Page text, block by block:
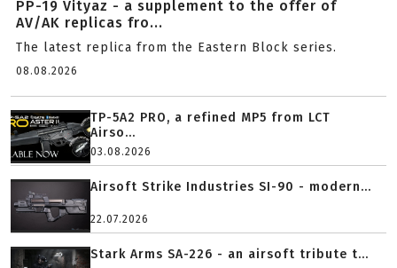
PP-19 Vityaz - a supplement to the offer of
AV/AK replicas fro...
The latest replica from the Eastern Block series.
08.08.2026
TP-5A2 PRO, a refined MP5 from LCT
Airso...
03.08.2026
Airsoft Strike Industries SI-90 - modern...
22.07.2026
Stark Arms SA-226 - an airsoft tribute t...